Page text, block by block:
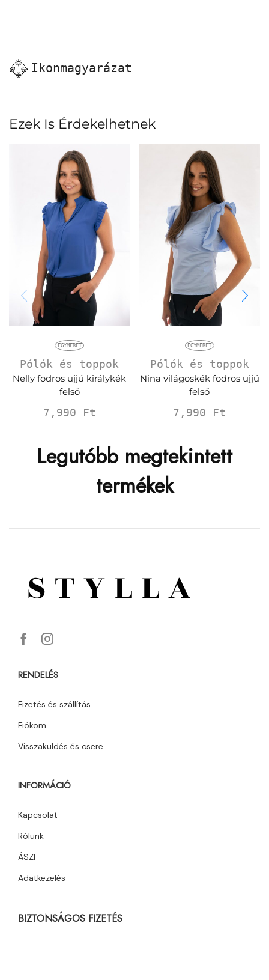
Ikonmagyarázat
Ezek Is Érdekelhetnek
EGYMÉRET
Pólók és toppok
Nelly fodros ujjú királykék
felső
7,990 Ft
EGYMÉRET
Pólók és toppok
Nina világoskék fodros ujjú
felső
7,990 Ft
Legutóbb megtekintett
termékek
RENDELÉS
Fizetés és szállítás
Fiókom
Visszaküldés és csere
INFORMÁCIÓ
Kapcsolat
Rólunk
ÁSZF
Adatkezelés
BIZTONSÁGOS FIZETÉS